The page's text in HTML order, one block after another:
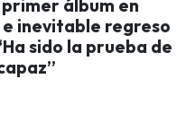
álbum en
inevitable regreso
sido la prueba de